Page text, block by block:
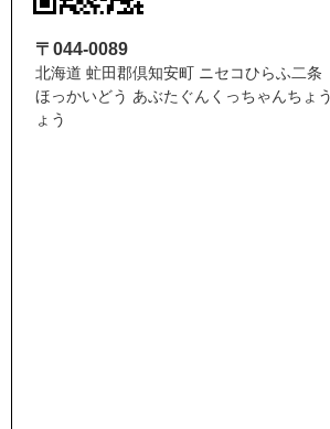
〒044-0089
北海道 虻田郡倶知安町 ニセコひらふ二条
ほっかいどう あぶたぐんくっちゃんちょ
ょう